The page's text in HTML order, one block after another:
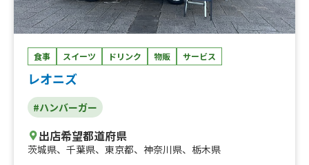
食事 スイーツ ドリンク 物販 サービス
レオニズ
#ハンバーガー
出店希望都道府県
茨城県、 千葉県、 東京都、 神奈川県、 栃木県